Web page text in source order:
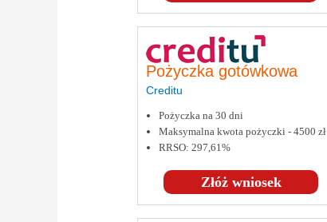
Pożyczka gotówkowa
Creditu
Złóż wniosek
Pożyczka na 30 dni
Maksymalna kwota pożyczki - 4500 zł
RRSO: 297,61%